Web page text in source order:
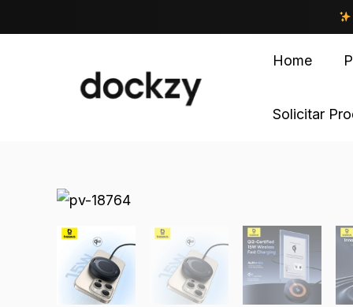
Home
Solicitar